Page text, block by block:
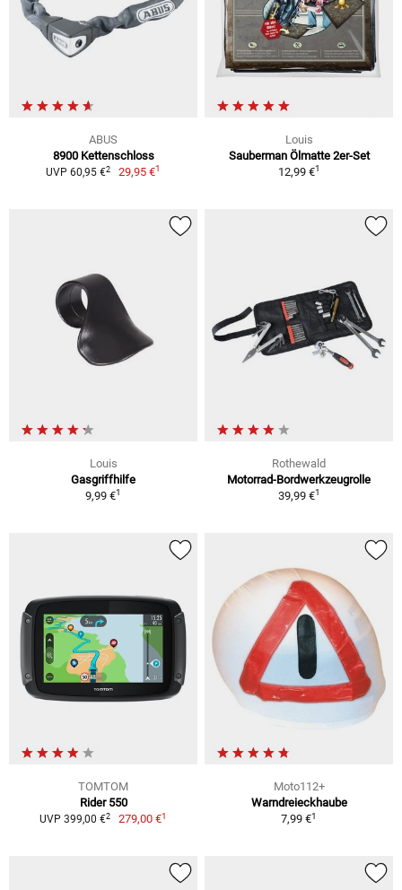
ABUS
8900 Kettenschloss
UVP 60,95 €2 29,95 €1
Louis
Sauberman Ölmatte 2er-Set
12,99 €1
Louis
Gasgriffhilfe
9,99 €1
Rothewald
Motorrad-Bordwerkzeugrolle
39,99 €1
TOMTOM
Rider 550
UVP 399,00 €2 279,00 €1
Moto112+
Warndreieckhaube
7,99 €1